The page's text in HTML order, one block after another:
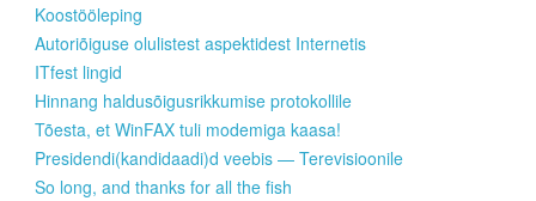
Koostööleping
Autoriõiguse olulistest aspektidest Internetis
ITfest lingid
Hinnang haldusõigusrikkumise protokollile
Tõesta, et WinFAX tuli modemiga kaasa!
Presidendi(kandidaadi)d veebis — Terevisioonile
So long, and thanks for all the fish